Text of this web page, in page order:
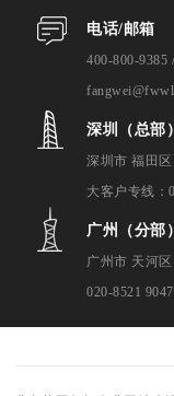
电话/邮箱
400-800-9385
深圳（总部）
深圳市 福田
大客户专线：
广州（分部）
广州市 天河
020-8521 9047